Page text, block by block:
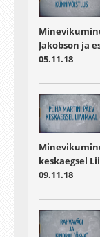
Jakobson ja
05.11.18
keskaegsel
09.11.18